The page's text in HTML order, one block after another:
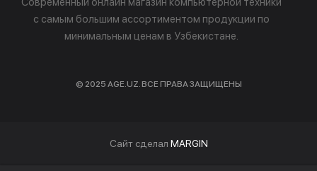
с самым большим ассортиментом продукции по
минимальным ценам в Узбекистане.
© 2025 AGE.UZ. ВСЕ ПРАВА ЗАЩИЩЕНЫ
Cайт сделал MARGIN